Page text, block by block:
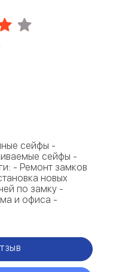
сейфы -
сейфы -
- Ремонт замков
новых
по замку -
и офиса -